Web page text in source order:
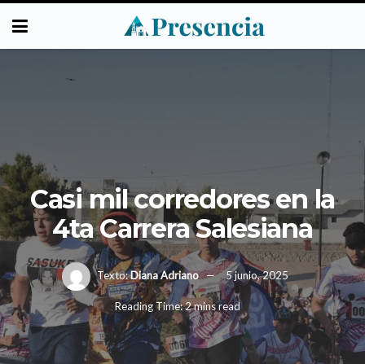
Casi mil corredores en la
4ta Carrera Salesiana
Texto:Diana Adriano 5 junio, 2025
Reading Time: 2 mins read